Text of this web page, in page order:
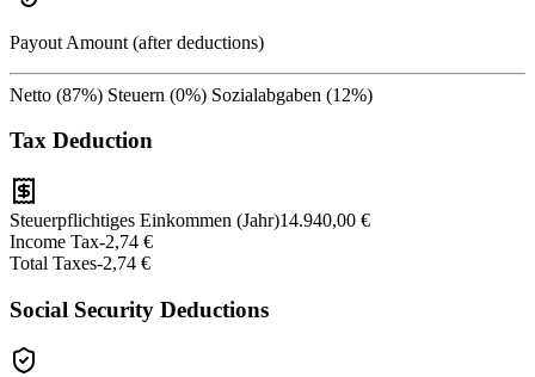
Payout Amount (after deductions)
Netto (87%) Steuern (0%) Sozialabgaben (12%)
Tax Deduction
Steuerpflichtiges Einkommen (Jahr)14.940,00 €
Income Tax-2,74 €
Total Taxes-2,74 €
Social Security Deductions